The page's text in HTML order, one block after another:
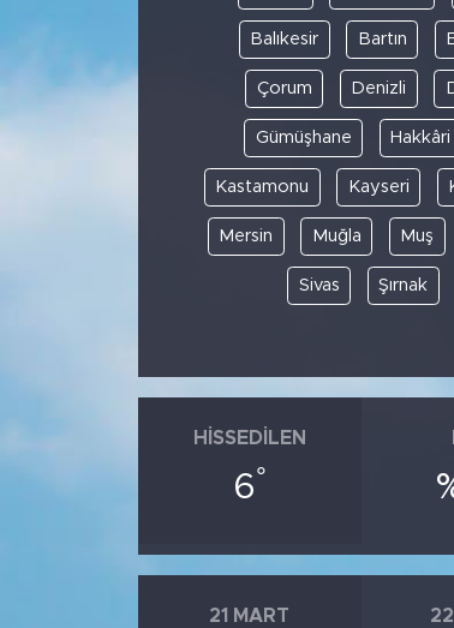
Balıkesir Bartın
Çorum Denizli
Gümüşhane Hakkâri
Kastamonu Kayseri
Mersin Muğla Muş
Sivas Şırnak
HISSEDILEN
6°
21 MART